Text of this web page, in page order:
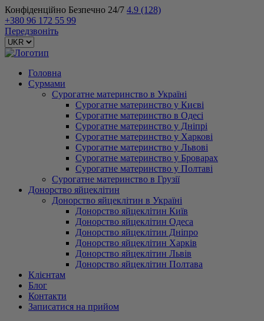
Конфіденційно Безпечно 24/7 4.9 (128)
+380 96 172 55 99
Передзвоніть
Головна
Сурмами
Сурогатне материнство в Україні
Сурогатне материнство у Києві
Сурогатне материнство в Одесі
Сурогатне материнство у Дніпрі
Сурогатне материнство у Харкові
Сурогатне материнство у Львові
Сурогатне материнство у Броварах
Сурогатне материнство у Полтаві
Сурогатне материнство в Грузії
Донорство яйцеклітин
Донорство яйцеклітин в Україні
Донорство яйцеклітин Київ
Донорство яйцеклітин Одеса
Донорство яйцеклітин Дніпро
Донорство яйцеклітин Харків
Донорство яйцеклітин Львів
Донорство яйцеклітин Полтава
Клієнтам
Блог
Контакти
Записатися на прийом